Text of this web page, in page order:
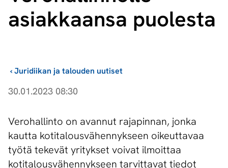
asiakkaansa puolesta
Juridiikan ja talouden uutiset
›
30.01.2023 08:30
Verohallinto on avannut rajapinnan, jonka
kautta kotitalousvähennykseen oikeuttavaa
työtä tekevät yritykset voivat ilmoittaa
kotitalousvähennykseen tarvittavat tiedot